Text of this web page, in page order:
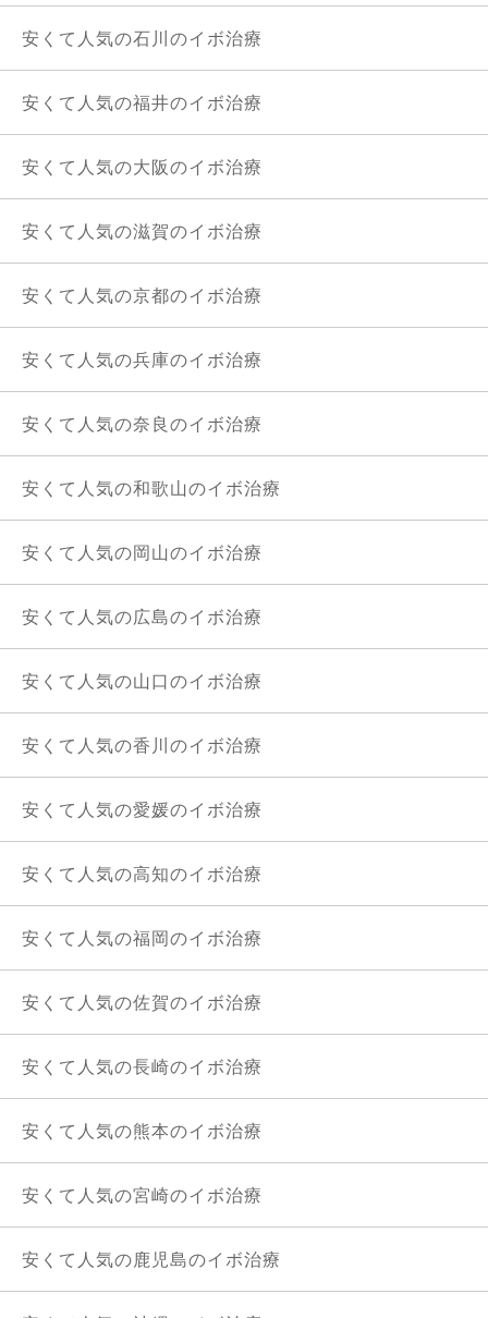
安くて人気の石川のイボ治療
安くて人気の福井のイボ治療
安くて人気の大阪のイボ治療
安くて人気の滋賀のイボ治療
安くて人気の京都のイボ治療
安くて人気の兵庫のイボ治療
安くて人気の奈良のイボ治療
安くて人気の和歌山のイボ治療
安くて人気の岡山のイボ治療
安くて人気の広島のイボ治療
安くて人気の山口のイボ治療
安くて人気の香川のイボ治療
安くて人気の愛媛のイボ治療
安くて人気の高知のイボ治療
安くて人気の福岡のイボ治療
安くて人気の佐賀のイボ治療
安くて人気の長崎のイボ治療
安くて人気の熊本のイボ治療
安くて人気の宮崎のイボ治療
安くて人気の鹿児島のイボ治療